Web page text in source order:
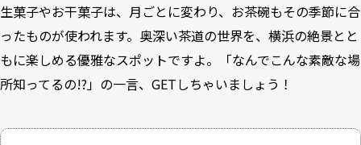
生菓子やお干菓子は、月ごとに変わり、お茶碗もその季節に合
ったものが使われます。奥深い茶道の世界を、横浜の絶景とと
もに楽しめる優雅なスポットですよ。「なんでこんな素敵な場
所知ってるの!?」の一言、GETしちゃいましょう！